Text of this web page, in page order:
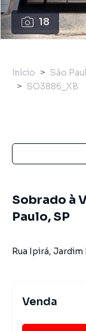
18
Início São
SO3886_XB
Sobrado à
Paulo, SP
Rua Ipirá, Jardim
Venda